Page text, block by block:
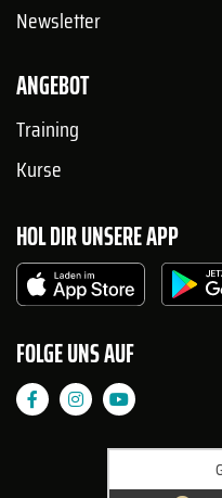
Newsletter
ANGEBOT
Training
Kurse
HOL DIR UNSERE APP
FOLGE UNS AUF